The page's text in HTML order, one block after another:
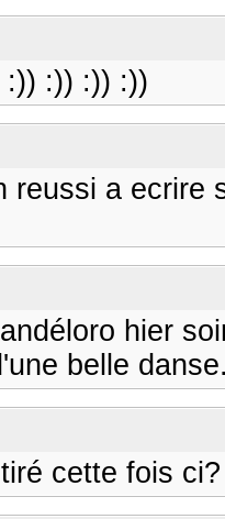
:)) :)) :))
reussi a ecrire
hier
belle
cette fois